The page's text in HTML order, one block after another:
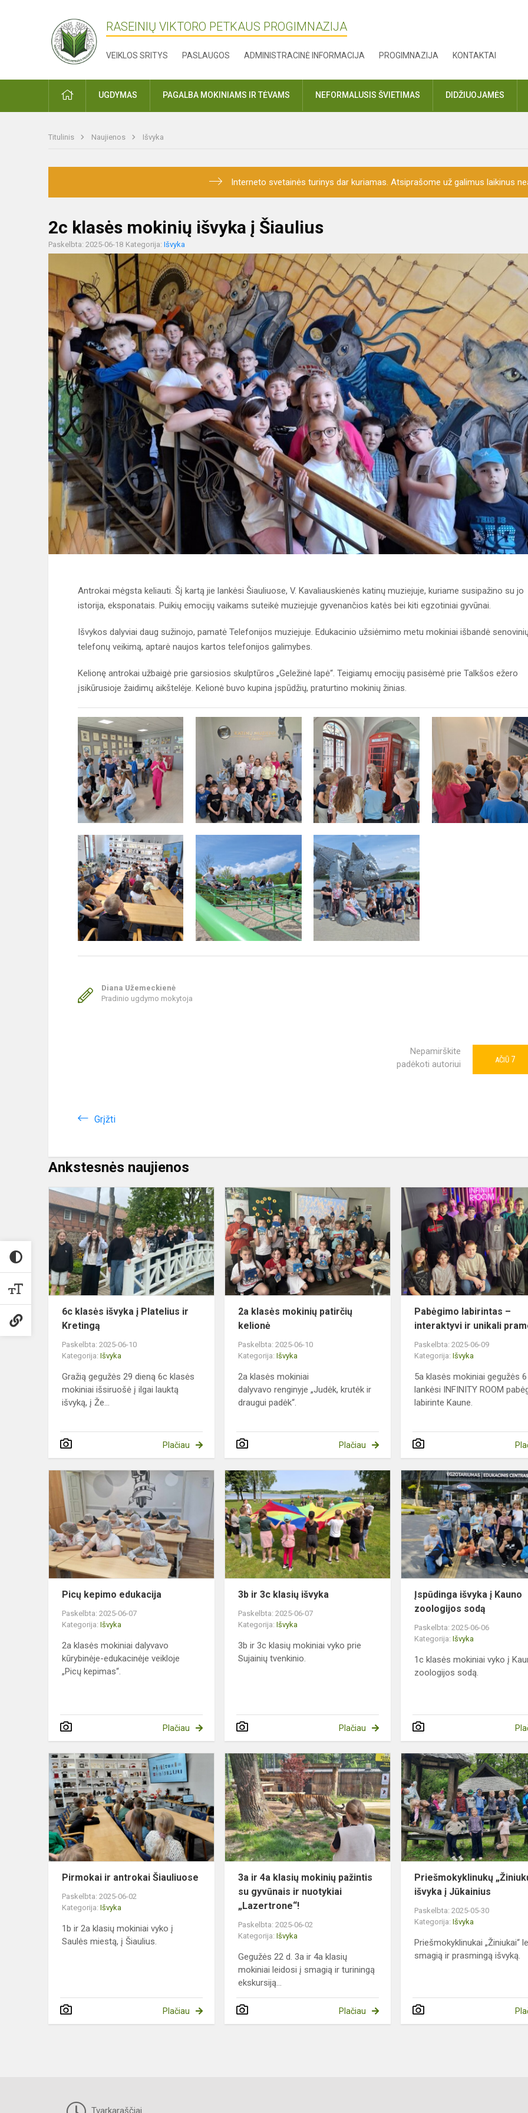
RASEINIŲ VIKTORO PETKAUS PROGIMNAZIJA
VEIKLOS SRITYS PASLAUGOS ADMINISTRACINĖ INFORMACIJA PROGIMNAZIJA KONTAKTAI
PRADŽIAUGDYMAS PAGALBA MOKINIAMS IR TĖVAMS NEFORMALUSIS ŠVIETIMAS DIDŽIUOJAMĖS
Titulinis Naujienos Išvyka
Interneto svetainės turinys dar kuriamas. Atsiprašome už galimus laikinus
2c klasės mokinių išvyka į Šiaulius
Paskelbta: 2025-06-18 Kategorija: Išvyka
Antrokai mėgsta keliauti. Šį kartą jie lankėsi Šiauliuose, V. Kavaliauskienės katinų muziejuje, kuriame susipažino su jo
istorija, eksponatais. Puikių emocijų vaikams suteikė muziejuje gyvenančios katės bei kiti egzotiniai gyvūnai.
Išvykos dalyviai daug sužinojo, pamatė Telefonijos muziejuje. Edukacinio užsiėmimo metu mokiniai išbandė
telefonų veikimą, aptarė naujos kartos telefonijos galimybes.
Kelionę antrokai užbaigė prie garsiosios skulptūros „Geležinė lapė“. Teigiamų emocijų pasisėmė prie Talkšos ežero
įsikūrusioje žaidimų aikštelėje. Kelionė buvo kupina įspūdžių, praturtino mokinių žinias.
Diana Užemeckienė
Pradinio ugdymo mokytoja
Nepamirškite
padėkoti autoriui
AČIŪ 7
Grįžti
Ankstesnės naujienos
6c
klasės
išvyka
į
Platelius
ir
Kretingą
6c klasės išvyka į Platelius ir
Kretingą
Paskelbta: 2025-06-10
Kategorija: Išvyka
Gražią gegužės 29 dieną 6c klasės
mokiniai išsiruošė į ilgai lauktą
išvyką, į Že...
Plačiau
klasės
mokinių
patirčių
kelionė
2a klasės mokinių patirčių
kelionė
Paskelbta: 2025-06-10
Kategorija:Išvyka
2a klasės mokiniai
dalyvavo renginyje „Judėk, krutėk ir
draugui padėk“.
Plačiau
Pabėgimo labirintas –
interaktyvi ir unikali
Paskelbta: 2025-06-09
Kategorija:Išvyka
5a klasės mokiniai gegužės 6
lankėsi INFINITY ROOM
labirinte Kaune.
Picų
kepimo
edukacija
Picų kepimo edukacija
Paskelbta: 2025-06-07
Kategorija: Išvyka
2a klasės mokiniai dalyvavo
kūrybinėje-edukacinėje veikloje
„Picų kepimas“.
Plačiau
ir
klasių
išvyka
3b ir 3c klasių išvyka
Paskelbta: 2025-06-07
Kategorija:Išvyka
3b ir 3c klasių mokiniai vyko prie
Sujainių tvenkinio.
Plačiau
Įspūdinga išvyka į Kauno
zoologijos sodą
Paskelbta: 2025-06-06
Kategorija:Išvyka
1c klasės mokiniai vyko į
zoologijos sodą.
Pirmokai
antrokai
Šiauliuose
Pirmokai ir antrokai Šiauliuose
Paskelbta: 2025-06-02
Kategorija: Išvyka
1b ir 2a klasių mokiniai vyko į
Saulės miestą, į Šiaulius.
Plačiau
3a
ir
4a
klasių
mokinių
pažintis
su
gyvūnais
nuotykiai
3a ir 4a klasių mokinių pažintis
su gyvūnais ir nuotykiai
„Lazertrone“!
Paskelbta: 2025-06-02
Kategorija:Išvyka
Gegužės 22 d. 3a ir 4a klasių
mokiniai leidosi į smagią ir turiningą
ekskursiją...
Plačiau
Priešmokyklinukų
išvyka į Jūkainius
Paskelbta: 2025-05-30
Kategorija:Išvyka
Priešmokyklinukai „Žiniukai“
smagią ir prasmingą išvyką.
Tvarkaraščiai